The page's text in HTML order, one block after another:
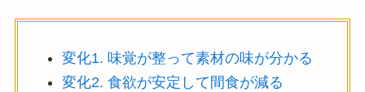
変化1. 味覚が整って素材の味が分かる
変化2. 食欲が安定して間食が減る